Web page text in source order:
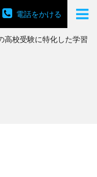
電話をかける
高校受験に特化した学習